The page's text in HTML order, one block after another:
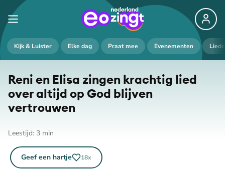
Kijk & Luister Elke dag Praat mee Evenementen
Reni en Elisa zingen krachtig lied
over altijd op God blijven
vertrouwen
Leestijd: 3 min
Geef een hartje 18x